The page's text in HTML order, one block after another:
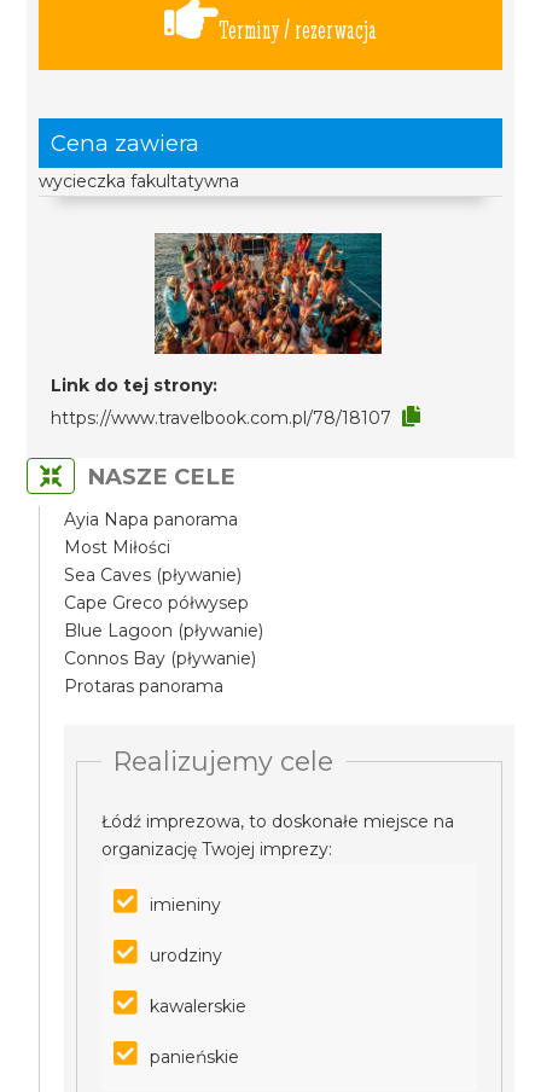
Terminy / rezerwacja
Cena zawiera
wycieczka fakultatywna
Link do tej strony:
https://www.travelbook.com.pl/78/18107
NASZE CELE
Ayia Napa panorama
Most Miłości
Sea Caves (pływanie)
Cape Greco półwysep
Blue Lagoon (pływanie)
Connos Bay (pływanie)
Protaras panorama
Realizujemy cele
Łódź imprezowa, to doskonałe miejsce na
organizację Twojej imprezy:
imieniny
urodziny
kawalerskie
panieńskie